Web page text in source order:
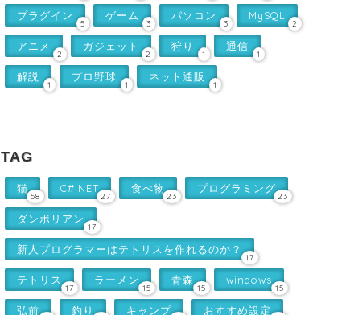
プラグイン
5
ゲーム
3
パソコン
3
MySQL
2
アニメ
2
ガジェット
2
狩り
1
通信
1
解説
1
プロ野球
1
ネット通販
1
TAG
猫
58
C#.NET
27
食べ物
23
プログラミング
23
ダンボリアン
17
新人プログラマーはテトリスを作れるのか？
17
テトリス
17
ラーメン
15
青森
15
windows
15
弘前 釣り キャンプ おすすめ設定